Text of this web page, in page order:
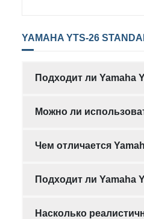
YAMAHA YTS-26
Подходит ли Yamaha
Можно ли
Чем отличается
Подходит ли Yamaha
Насколько